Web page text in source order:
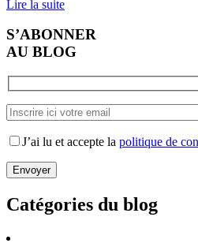
Lire la suite
S’ABONNER
AU BLOG
J’ai lu et accepte la politique de
Catégories du blog